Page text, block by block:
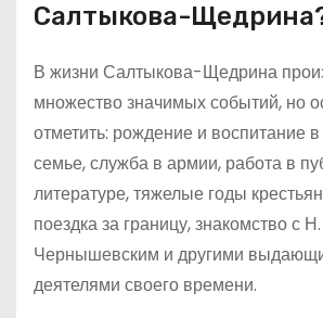
Салтыкова-
В жизни Салтыкова-Щедрина
множество значимых событий, но
отметить: рождение и воспитание
семье, служба в армии, работа в
литературе, тяжелые годы
поездка за границу, знакомство с
Чернышевским и другими
деятелями своего времени.